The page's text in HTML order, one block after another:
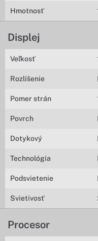
Hmotnosť
Displej
Veľkosť
Rozlíšenie
Pomer strán
Povrch
Dotykový
Technológia
Podsvietenie
Svietivosť
Procesor